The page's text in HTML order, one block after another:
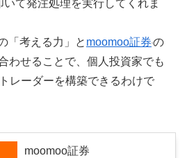
て発注処理を実行してくれま
「考える力」と moomoo証券の
わせることで、個人投資家でも
レーダーを構築できるわけで
moomoo証券